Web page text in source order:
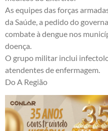
As equipes das forças
da Saúde, a pedido do
combate à dengue nos
doença.
O grupo militar inclui
atendentes de enfermagem.
Do A Região